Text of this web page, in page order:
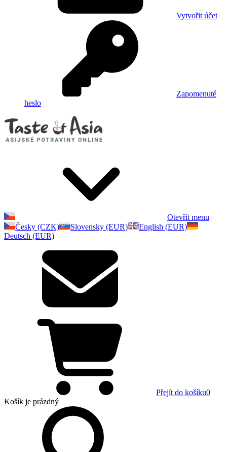
Vytvořit účet
Zapomenuté
heslo
Otevřít menu
Česky (CZK)
Slovensky (EUR)
English (EUR)
Deutsch (EUR)
Přejít do košíku0
Košík je prázdný